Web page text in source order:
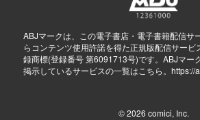
ABJマークは、この電子書店・電子書籍配信サ
らコンテンツ使用許諾を得た正規版配信サー
録商標(登録番号 第6091713号)です。ABJマー
掲示しているサービスの一覧はこちら。 https://
© 2026 comici, Inc.